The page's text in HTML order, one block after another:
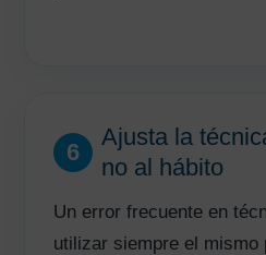
6
Ajusta la
no al hábito
Un error frecuente en
utilizar siempre el mismo